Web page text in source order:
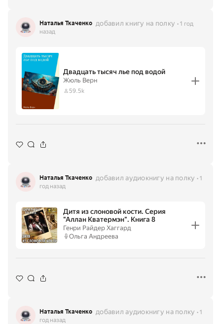
Наталья Ткаченко добавил книгу на полку
1 год
назад
Двадцать тысяч лье под водой
Жюль Верн
59.5k
Наталья Ткаченко добавил аудиокнигу на полку
1
год назад
Дитя из слоновой кости. Серия
"Аллан Кватермэн". Книга 8
Генри Райдер Хаггард
Ольга Андреева
Наталья Ткаченко добавил аудиокнигу на полку
1
год назад